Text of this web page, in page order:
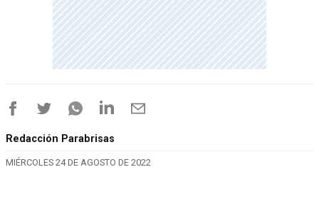
Redacción Parabrisas
MIÉRCOLES 24 DE AGOSTO DE 2022